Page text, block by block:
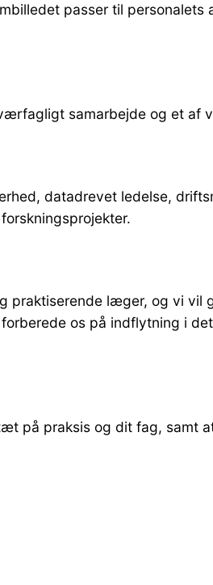
passer til
samarbejde og et af
datadrevet ledelse,
læger, og vi vil
os på indflytning i
på praksis og dit fag, samt